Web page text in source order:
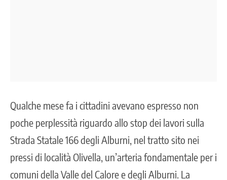
Qualche mese fa i cittadini avevano espresso non
poche perplessità riguardo allo stop dei lavori sulla
Strada Statale 166 degli Alburni , nel tratto sito nei
pressi di località Olivella, un’arteria fondamentale per i
comuni della Valle del Calore e degli Alburni. La